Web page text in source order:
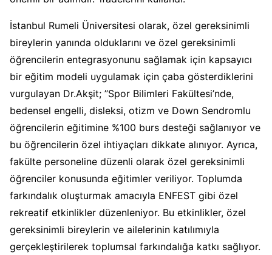
İstanbul Rumeli Üniversitesi olarak, özel gereksinimli
bireylerin yanında olduklarını ve özel gereksinimli
öğrencilerin entegrasyonunu sağlamak için kapsayıcı
bir eğitim modeli uygulamak için çaba gösterdiklerini
vurgulayan Dr.Akşit; ’’Spor Bilimleri Fakültesi’nde,
bedensel engelli, disleksi, otizm ve Down Sendromlu
öğrencilerin eğitimine %100 burs desteği sağlanıyor ve
bu öğrencilerin özel ihtiyaçları dikkate alınıyor. Ayrıca,
fakülte personeline düzenli olarak özel gereksinimli
öğrenciler konusunda eğitimler veriliyor. Toplumda
farkındalık oluşturmak amacıyla ENFEST gibi özel
rekreatif etkinlikler düzenleniyor. Bu etkinlikler, özel
gereksinimli bireylerin ve ailelerinin katılımıyla
gerçekleştirilerek toplumsal farkındalığa katkı sağlıyor.